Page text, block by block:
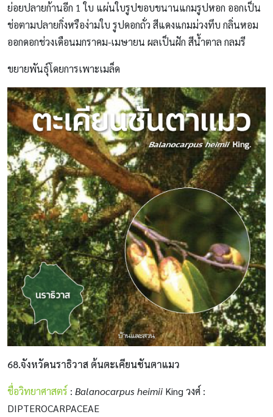
ย่อยปลายก้านอีก 1 ใบ แผ่นใบรูปขอบขนานแกมรูปหอก ออกเป็น
ช่อตามปลายกิ่งหรือง่ามใบ รูปดอกถั่ว สีแดงแกมม่วงทึบ กลิ่นหอม
ออกดอกช่วงเดือนมกราคม-เมษายน ผลเป็นฝัก สีน้ำตาล กลมรี
ขยายพันธุ์โดยการเพาะเมล็ด
68.จังหวัดนราธิวาส ต้นตะเคียนชันตาแมว
ชื่อวิทยาศาสตร์ : Balanocarpus heimii King วงศ์ :
DIPTEROCARPACEAE